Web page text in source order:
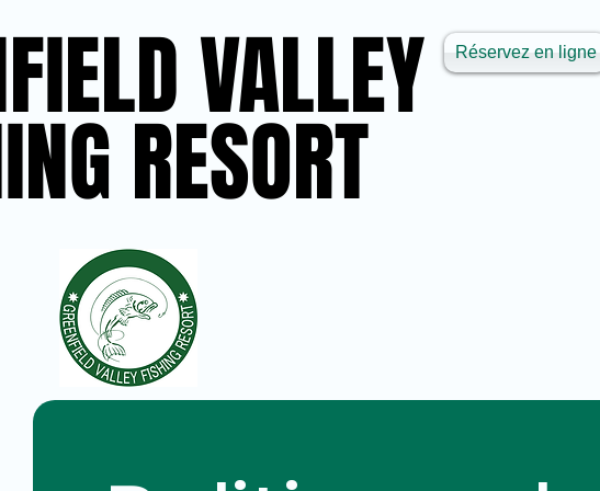
VALLEY
RESORT
VALLEY
RESORT
Réservez en ligne